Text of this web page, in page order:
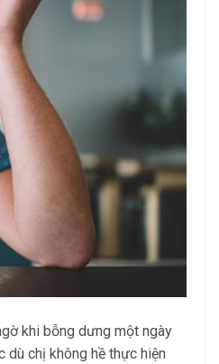
khi bỗng dưng một ngày
chị không hề thực hiện